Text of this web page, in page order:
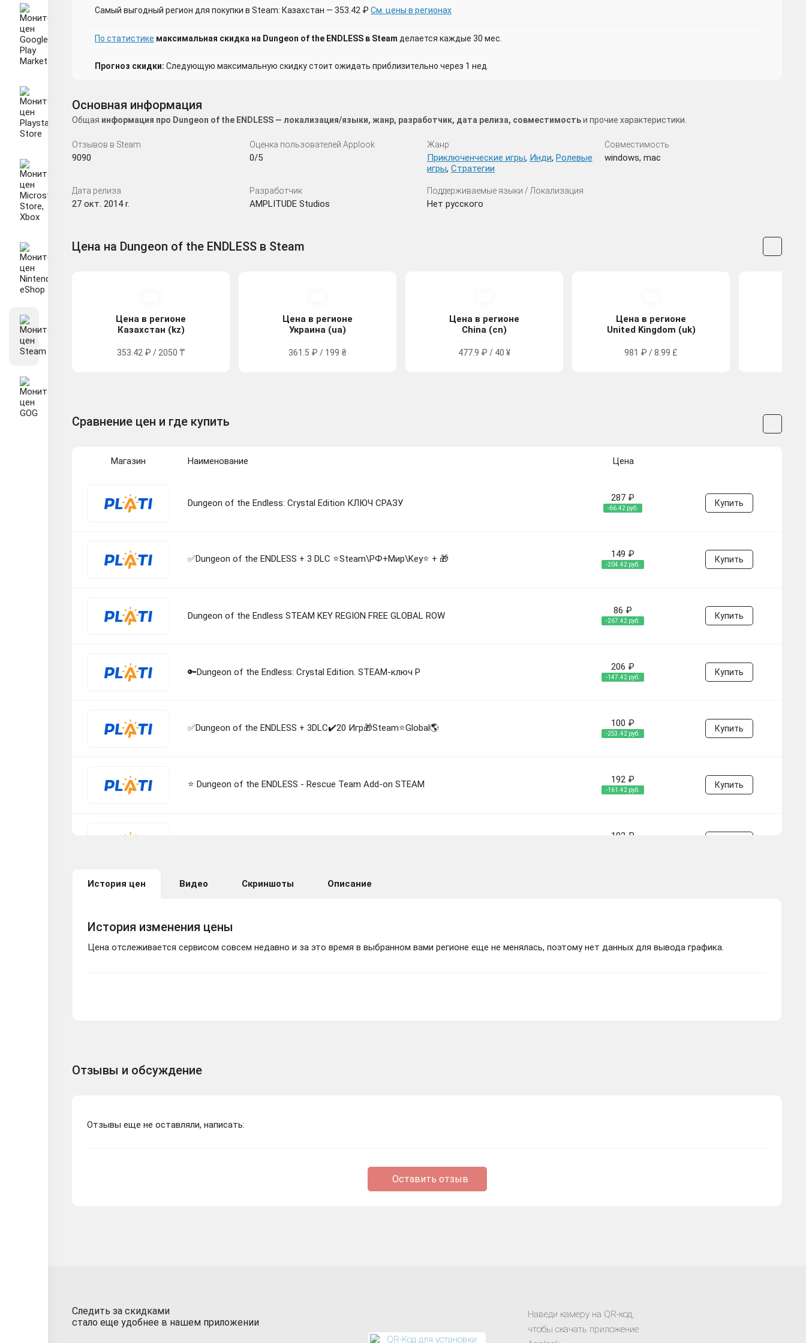
Самый выгодный регион для покупки в Steam: Казахстан — 353.42 ₽ См. цены в регионах
По статистике максимальная скидка на Dungeon of the ENDLESS в Steam делается каждые 30 мес.
Прогноз скидки: Следующую максимальную скидку стоит ожидать приблизительно через 1 нед.
Основная информация
Общая информация про Dungeon of the ENDLESS — локализация/языки, жанр, разработчик, дата релиза, совместимостьи прочие характеристики.
Отзывов в Steam
9090
Оценка пользователей Applook
0/5
Жанр
Приключенческие игры, Инди, Ролевые
игры, Стратегии
Совместимость
windows, mac
Дата релиза
27 окт. 2014 r.
Разработчик
AMPLITUDE Studios
Поддерживаемые языки / Локализация
Нет русского
Цена на Dungeon of the ENDLESS в Steam
Цена в регионе
Казахстан (kz)
353.42 ₽ / 2050 ₸
Цена в регионе
Украина (ua)
361.5 ₽ / 199 ₴
Цена в регионе
China (cn)
477.9 ₽ / 40 ¥
Цена в регионе
United Kingdom (uk)
981 ₽ / 8.99 £
Сравнение цен и где купить
Магазин Наименование Цена
Dungeon of the Endless: Crystal Edition КЛЮЧ СРАЗУ 287 ₽
-66.42 руб.
Купить
✅Dungeon of the ENDLESS + 3 DLC ⭐Steam\РФ+Мир\Key⭐ + 🎁 149 ₽
-204.42 руб.
Купить
Dungeon of the Endless STEAM KEY REGION FREE GLOBAL ROW 86 ₽
-267.42 руб.
Купить
🔑Dungeon of the Endless: Crystal Edition. STEAM-ключ Р 206 ₽
-147.42 руб.
Купить
✅Dungeon of the ENDLESS + 3DLC✔️20 Игр🎁Steam⭐Global🌎 100 ₽
-253.42 руб.
Купить
⭐️ Dungeon of the ENDLESS - Rescue Team Add-on STEAM 192 ₽
-161.42 руб.
Купить
192 ₽
История цен Видео Скриншоты Описание
История изменения цены
Цена отслеживается сервисом совсем недавно и за это время в выбранном вами регионе еще не менялась, поэтому нет данных для вывода графика.
Отзывы и обсуждение
Отзывы еще не оставляли, написать:
Оставить отзыв
Следить за скидками
стало еще удобнее в нашем приложении
Наведи камеру на QR-код,
чтобы скачать приложение